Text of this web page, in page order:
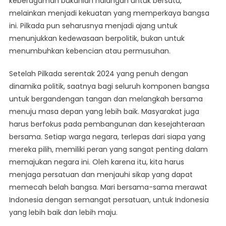
melainkan menjadi kekuatan yang memperkaya bangsa
ini. Pilkada pun seharusnya menjadi ajang untuk
menunjukkan kedewasaan berpolitik, bukan untuk
menumbuhkan kebencian atau permusuhan.
Setelah Pilkada serentak 2024 yang penuh dengan
dinamika politik, saatnya bagi seluruh komponen bangsa
untuk bergandengan tangan dan melangkah bersama
menuju masa depan yang lebih baik. Masyarakat juga
harus berfokus pada pembangunan dan kesejahteraan
bersama. Setiap warga negara, terlepas dari siapa yang
mereka pilih, memiliki peran yang sangat penting dalam
memajukan negara ini. Oleh karena itu, kita harus
menjaga persatuan dan menjauhi sikap yang dapat
memecah belah bangsa. Mari bersama-sama merawat
Indonesia dengan semangat persatuan, untuk Indonesia
yang lebih baik dan lebih maju.